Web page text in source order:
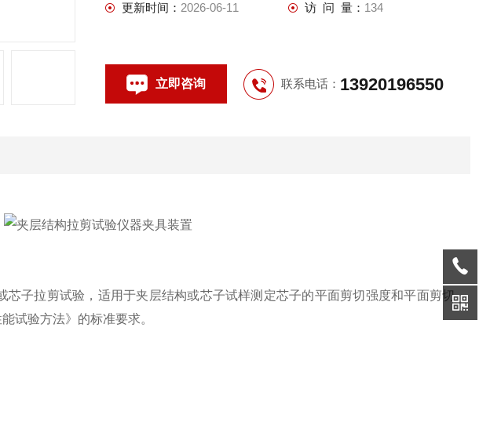
更新时间： 2026-06-11 访 问 量： 134
立即咨询 联系电话： 13920196550
芯子拉剪试验，适用于夹层结构或芯子试样测定芯子的平面剪切强度和平面剪切
试验方法》的标准要求。